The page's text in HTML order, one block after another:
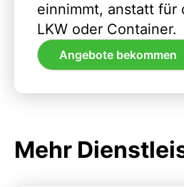
einnimmt, anstatt für
LKW oder Container.
Angebote bekommen
Mehr